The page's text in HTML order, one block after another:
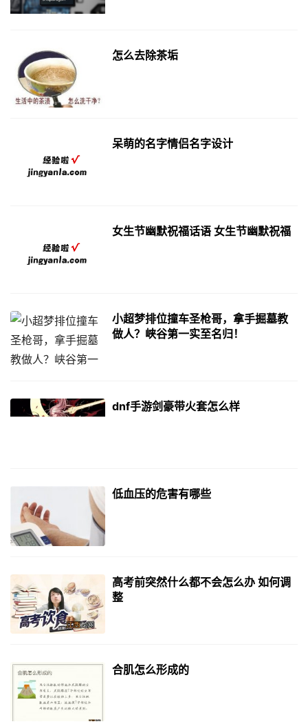
怎么去除茶垢
呆萌的名字情侣名字设计
女生节幽默祝福话语 女生节幽默祝福
小超梦排位撞车圣枪哥，拿手掘墓教
做人？峡谷第一实至名归！
dnf手游剑豪带火套怎么样
低血压的危害有哪些
高考前突然什么都不会怎么办 如何调
整
合肌怎么形成的